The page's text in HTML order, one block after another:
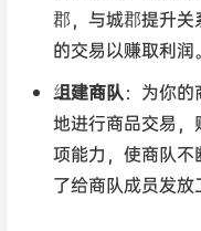
郡，与城郡提升
的交易以赚取利润。
组建商队：为你
地进行商品交易
项能力，使商队
了给商队成员发放